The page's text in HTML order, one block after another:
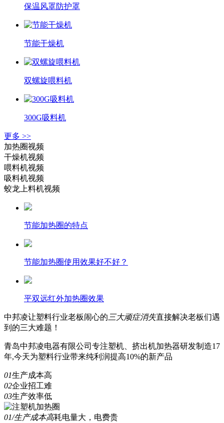
保温风罩防护罩
节能干燥机
双螺旋喂料机
300G吸料机
更多 >>
加热圈视频
干燥机视频
喂料机视频
吸料机视频
蛟龙上料机视频
节能加热圈的特点
节能加热圈使用效果好不好？
平双远红外加热圈效果
中邦凌让塑料行业老板闹心的 三大顽症消失直接解决老板们遇
到的三大难题！
青岛中邦凌电器有限公司专注塑机、挤出机加热器研发制造17
年,今天为塑料行业带来纯利润提高10%的新产品
01生产成本高
02企业招工难
03生产效率低
01/生产成本高耗电量大，电费贵